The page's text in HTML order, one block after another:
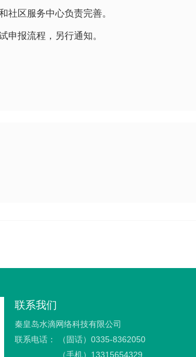
社区服务中心负责完善。
申报流程，另行通知。
联系我们
秦皇岛水滴网络科技有限公司
联系电话：
（固话）0335-8362050
（手机）13315654329